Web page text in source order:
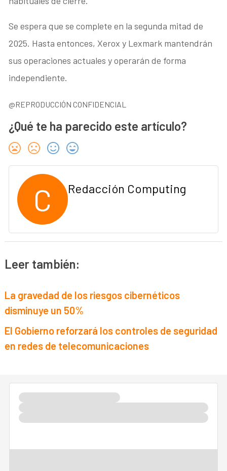
Se espera que se complete en la segunda mitad de
2025. Hasta entonces, Xerox y Lexmark mantendrán
sus operaciones actuales y operarán de forma
independiente.
@REPRODUCCIÓN CONFIDENCIAL
¿Qué te ha parecido este artículo?
C Redacción Computing
Leer también:
La gravedad de los riesgos cibernéticos
disminuye un 50%
El Gobierno reforzará los controles de seguridad
en redes de telecomunicaciones